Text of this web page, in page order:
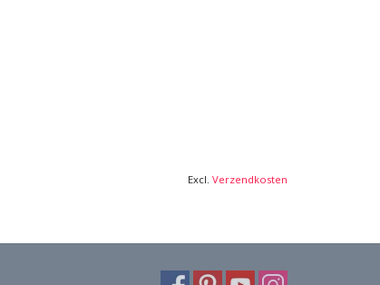
Excl. Verzendkosten